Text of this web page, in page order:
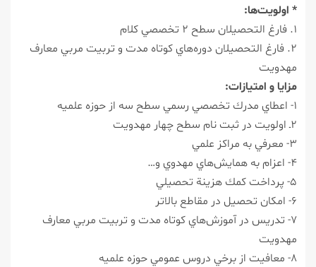
* اولويت‌ها:
۱. فارغ التحصيلان سطح ۲ تخصصي كلام
۲. فارغ التحصيلان دوره‌هاي كوتاه مدت و تربيت مربي معارف
مهدويت
مزایا و امتیازات:
۱- اعطاي مدرك تخصصي رسمي سطح سه از حوزه علميه
۲ـ اولويت در ثبت نام سطح چهار مهدويت
۳- معرفي به مراكز علمي
۴- اعزام به همايش‌هاي مهدوي و…
۵- پرداخت كمك هزينة تحصيلي
۶- امكان تحصيل در مقاطع بالاتر
۷- تدريس در آموزش‌هاي كوتاه مدت و تربيت مربي معارف
مهدويت
۸- معافيت از برخي دروس عمومي حوزه علميه